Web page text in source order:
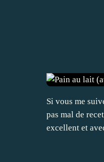
Si vous me
pas mal de
excellent et